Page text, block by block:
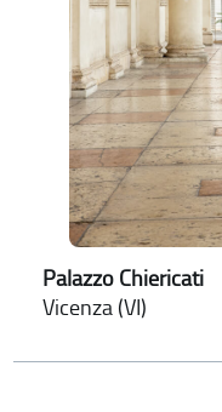
Palazzo Chiericati
Vicenza (VI)